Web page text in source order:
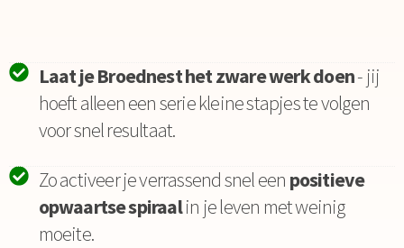
Laat je Broednest het zware werk doen- jij
hoeft alleen een serie kleine stapjes te volgen
voor snel resultaat.
Zo activeer je verrassend snel een positieve
opwaartse spiraalin je leven met weinig
moeite.